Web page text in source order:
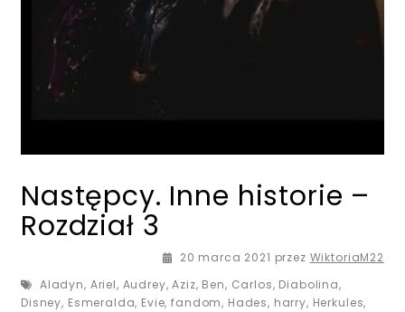
Następcy. Inne historie –
Rozdział 3
20 marca 2021 przez WiktoriaM22
Aladyn, Ariel, Audrey,Aziz, Ben, Carlos, Diabolina,
Disney, Esmeralda, Evie,fandom, Hades, harry, Herkules,